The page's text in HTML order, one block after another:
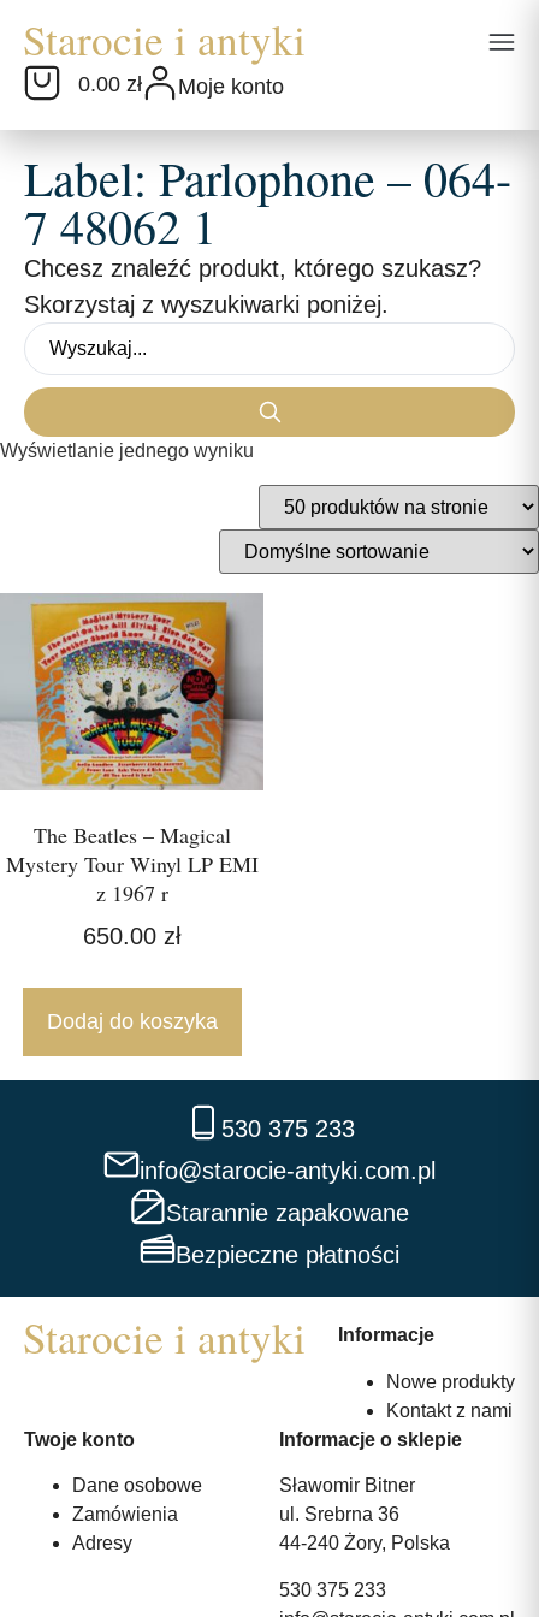
0.00 zł Moje konto
Label: Parlophone – 064-
7 48062 1
Chcesz znaleźć produkt, którego szukasz?
Skorzystaj z wyszukiwarki poniżej.
Wyświetlanie jednego wyniku
The Beatles – Magical
Mystery Tour Winyl LP EMI
z 1967 r
650.00 zł
Dodaj do koszyka
530 375 233
info@starocie-antyki.com.pl
Starannie zapakowane
Bezpieczne płatności
Informacje
Nowe produkty
Kontakt z nami
Twoje konto
Dane osobowe
Zamówienia
Adresy
Informacje o sklepie
Sławomir Bitner
ul. Srebrna 36
44-240 Żory, Polska
530 375 233